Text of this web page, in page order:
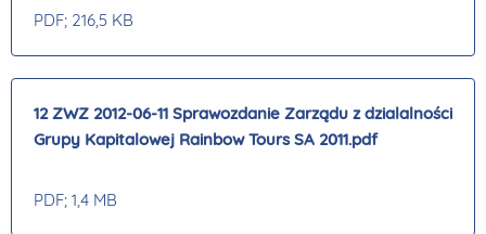
PDF; 216,5 KB
12 ZWZ 2012-06-11 Sprawozdanie Zarządu z dzialalności
Grupy Kapitalowej Rainbow Tours SA 2011.pdf
PDF; 1,4 MB